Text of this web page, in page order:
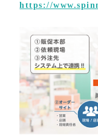
https://